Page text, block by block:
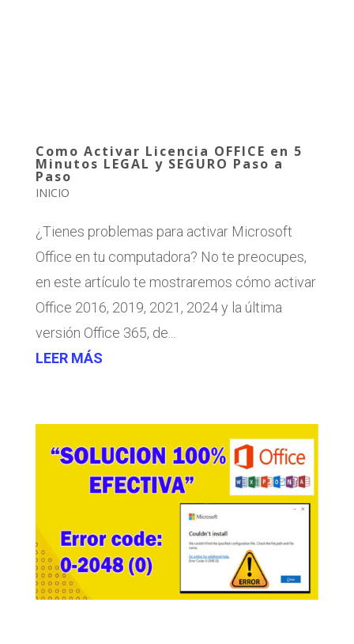
Como Activar Licencia OFFICE en 5
Minutos LEGAL y SEGURO Paso a
Paso
INICIO
¿Tienes problemas para activar Microsoft
Office en tu computadora? No te preocupes,
en este artículo te mostraremos cómo activar
Office 2016, 2019, 2021, 2024 y la última
versión Office 365, de...
LEER MÁS